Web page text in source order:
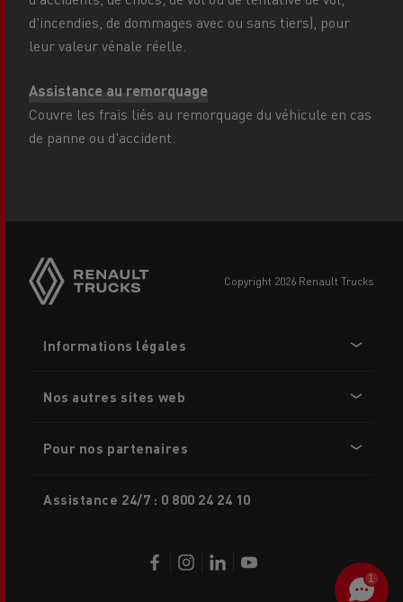
d'incendies, de dommages avec ou sans tiers), pour
leur valeur vénale réelle.
Assistance au remorquage
Couvre les frais liés au remorquage du véhicule en cas
de panne ou d'accident.
buttons
copyright 2026 Renault Trucks
menu
Informations légales
Nos autres sites web
Pour nos partenaires
Assistance 24/7 : 0 800 24 24 10
1